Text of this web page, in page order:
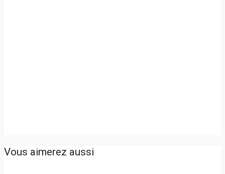
Vous aimerez aussi